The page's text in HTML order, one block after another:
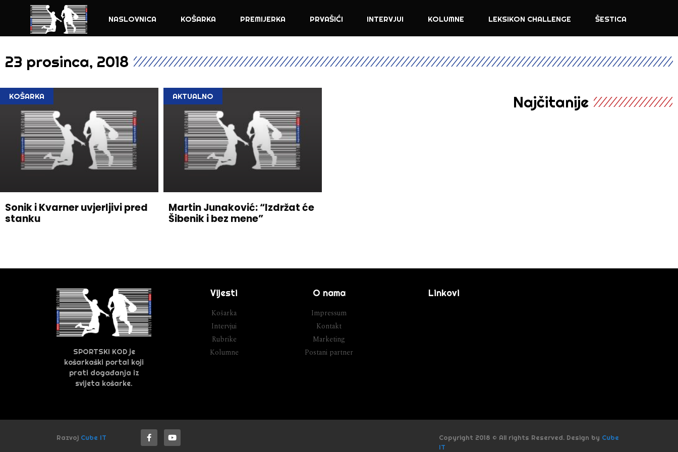
NASLOVNICA KOŠARKA PREMIJERKA PRVAŠIĆI INTERVJUI KOLUMNE LEKSIKON CHALLENGE ŠESTICA
23 prosinca, 2018
KOŠARKA
Sonik i Kvarner uvjerljivi pred
stanku
AKTUALNO
Martin Junaković: “Izdržat će
Šibenik i bez mene”
Najčitanije
SPORTSKI KOD je
košarkaški portal koji
prati događanja iz
svijeta košarke.
Vijesti
Košarka
Intervjui
Rubrike
Kolumne
O nama
Impressum
Kontakt
Marketing
Postani partner
Linkovi
Razvoj Cube IT Copyright 2018 © All rights Reserved. Design by Cube
IT